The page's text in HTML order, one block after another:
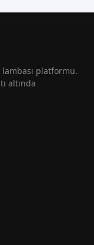
platformu.
altında